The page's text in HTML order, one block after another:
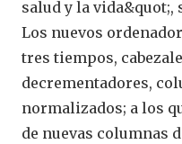
salud y la vida&quot;,
Los nuevos
tres tiempos,
decrementadores,
normalizados; a los
de nuevas columnas